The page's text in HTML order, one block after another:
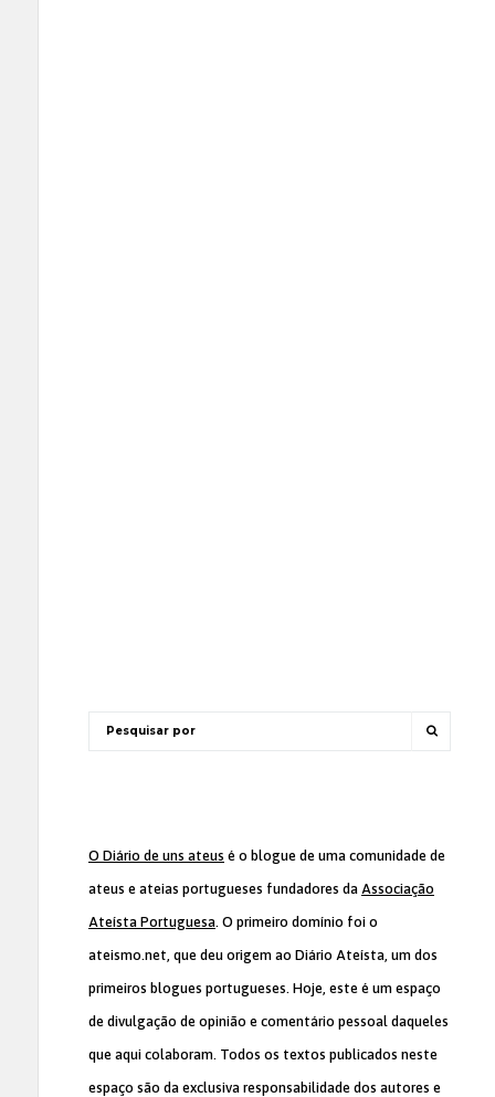
O Diário de uns ateus é o blogue de uma comunidade de
ateus e ateias portugueses fundadores da Associação
Ateísta Portuguesa. O primeiro domínio foi o
ateismo.net, que deu origem ao Diário Ateísta, um dos
primeiros blogues portugueses. Hoje, este é um espaço
de divulgação de opinião e comentário pessoal daqueles
que aqui colaboram. Todos os textos publicados neste
espaço são da exclusiva responsabilidade dos autores e